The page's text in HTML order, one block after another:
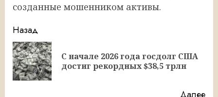
созданные мошенником активы.
Продолжить
чтение
Назад
С начале 2026 года госдолг США
достиг рекордных $38,5 трлн